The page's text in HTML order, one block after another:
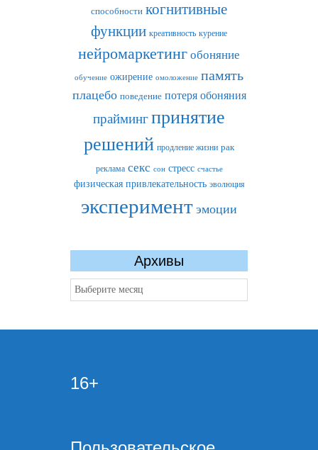
способности когнитивные
функции креативность курение
нейромаркетинг обоняние
обучение ожирение омоложение память
плацебо поведение потеря обоняния
праймингпринятие
решений продление жизни рак
реклама секс сон стресс счастье
физическая привлекательность эволюция
эксперимент эмоции
Архивы
Архивы
16+